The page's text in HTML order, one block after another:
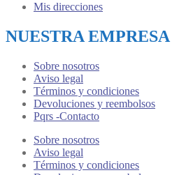
Mis direcciones
NUESTRA EMPRESA
Sobre nosotros
Aviso legal
Términos y condiciones
Devoluciones y reembolsos
Pqrs -Contacto
Sobre nosotros
Aviso legal
Términos y condiciones